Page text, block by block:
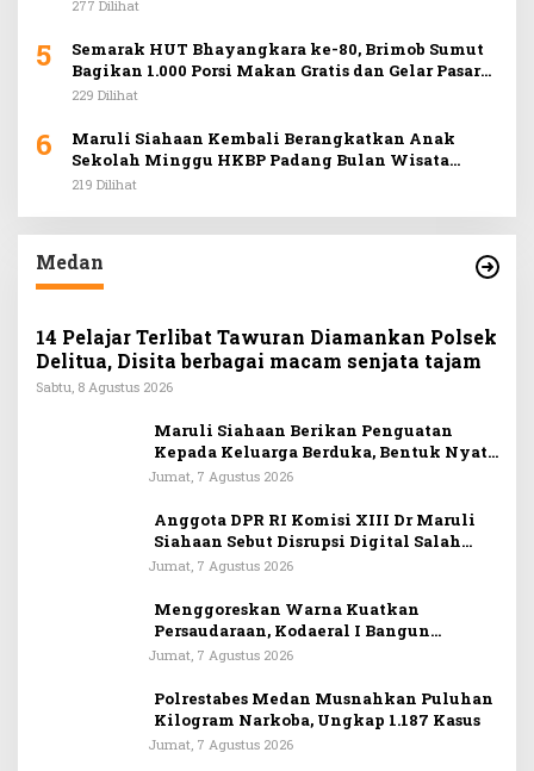
277 Dilihat
5
Semarak HUT Bhayangkara ke-80, Brimob Sumut
Bagikan 1.000 Porsi Makan Gratis dan Gelar Pasar
Murah di Car Free Day Medan
229 Dilihat
6
Maruli Siahaan Kembali Berangkatkan Anak
Sekolah Minggu HKBP Padang Bulan Wisata
Rohani ke Hill Park
219 Dilihat
Medan
14 Pelajar Terlibat Tawuran Diamankan Polsek
Delitua, Disita berbagai macam senjata tajam
Sabtu, 8 Agustus 2026
Maruli Siahaan Berikan Penguatan
Kepada Keluarga Berduka, Bentuk Nyata
Arti Persahabatan
Jumat, 7 Agustus 2026
Anggota DPR RI Komisi XIII Dr Maruli
Siahaan Sebut Disrupsi Digital Salah
Satu Tantangan Dalam Memperkuat
Jumat, 7 Agustus 2026
Menggoreskan Warna Kuatkan
Persaudaraan, Kodaeral I Bangun
Kedekatan Dengan Masyarakat Pesisir
Jumat, 7 Agustus 2026
Polrestabes Medan Musnahkan Puluhan
Kilogram Narkoba, Ungkap 1.187 Kasus
Jumat, 7 Agustus 2026